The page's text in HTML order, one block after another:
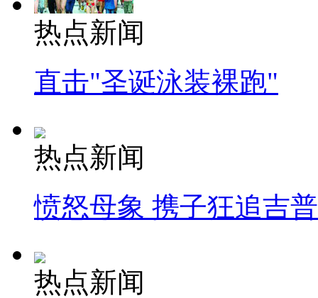
热点新闻
直击"圣诞泳装裸跑"
热点新闻
愤怒母象 携子狂追吉
热点新闻